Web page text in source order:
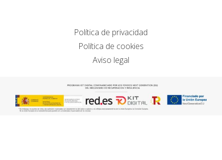
Política de privacidad
Política de cookies
Aviso legal